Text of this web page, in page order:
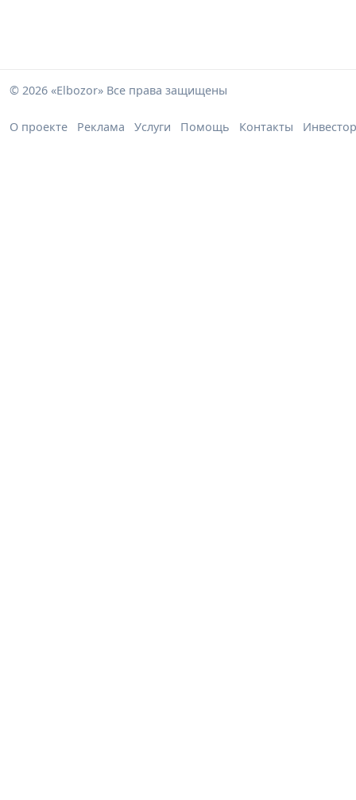
© 2026 «Elbozor» Все права защищены
О проекте Реклама Услуги Помощь Контакты